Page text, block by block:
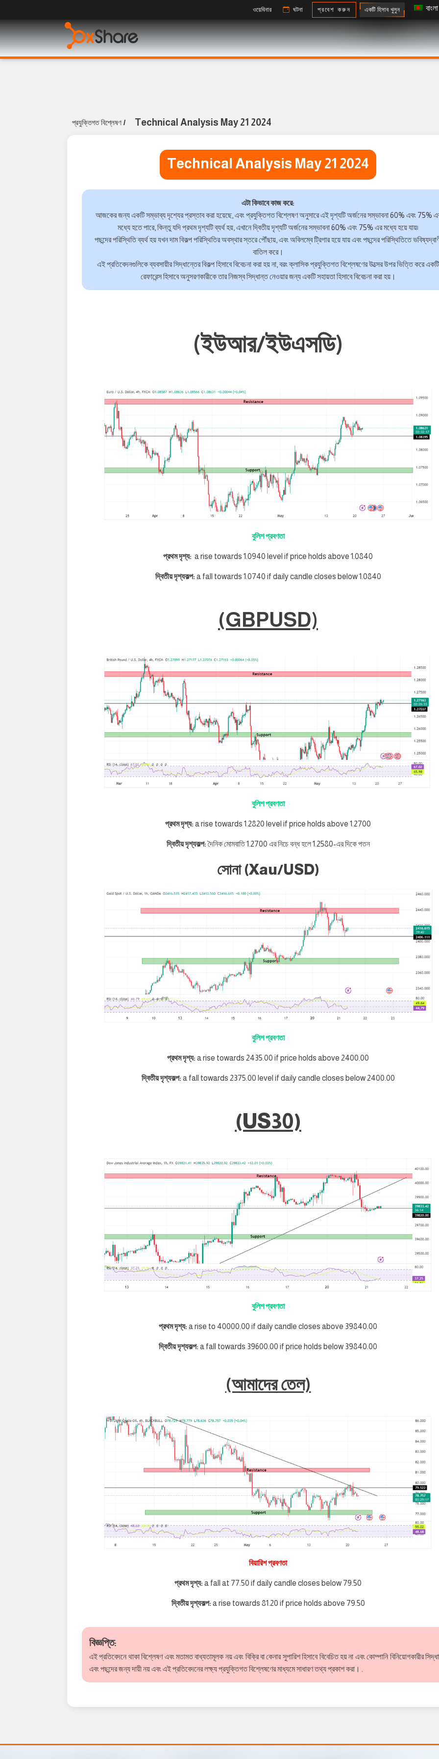
ওয়েবিনার ঘটনা প্রবেশ করুন একটি হিসাব খুলুন বাংলা
প্রযুক্তিগত বিশ্লেষণ / Technical Analysis May 21 2024
Technical Analysis May 21 2024
এটা কিভাবে কাজ করে:
আজকের জন্য একটি সম্ভাব্য দৃশ্যের প্রস্তাব করা হয়েছে, এবং প্রযুক্তিগত বিশ্লেষণ অনুসারে এই দৃশ্যটি অর্জনের সম্ভাবনা 60% এবং 75%
মধ্যে হতে পারে, কিন্তু যদি প্রথম দৃশ্যটি ব্যর্থ হয়, এখানে দ্বিতীয় দৃশ্যটি অর্জনের সম্ভাবনা 60% এবং 75% এর মধ্যে হয়ে যায়৷
পছন্দের পরিস্থিতি ব্যর্থ হয় যখন দাম বিকল্প পরিস্থিতির অবস্থার স্তরে পৌঁছায়, এবং অবিলম্বে ট্রিগার হয়ে যায় এবং পছন্দের পরিস্থিতিতে
বাতিল করে।
এই প্রতিবেদনগুলিকে ব্যবসায়ীর সিদ্ধান্তের বিকল্প হিসাবে বিবেচনা করা হয় না, বরং ক্লাসিক প্রযুক্তিগত বিশ্লেষণের উত্সের উপর ভিত্তি করে একটি
রেফারেন্স হিসাবে অনুসরণকারীকে তার নিজস্ব সিদ্ধান্ত নেওয়ার জন্য একটি সহায়তা হিসাবে বিবেচনা করা হয়।
(ইউআর/ইউএসডি)
বুলিশ প্রবণতা
প্রথম দৃশ্য: a rise towards 1.0940 level if price holds above 1.0840
দ্বিতীয় দৃশ্যকল্প: a fall towards 1.0740 if daily candle closes below 1.0840
(GBPUSD)
বুলিশ প্রবণতা
প্রথম দৃশ্য: a rise towards 1.2820 level if price holds above 1.2700
দ্বিতীয় দৃশ্যকল্প:দৈনিক মোমবাতি 1.2700 এর নিচে বন্ধ হলে 1.2580-এর দিকে পতন
সোনা (Xau/USD)
বুলিশ প্রবণতা
প্রথম দৃশ্য: a rise towards 2435.00 if price holds above 2400.00
দ্বিতীয় দৃশ্যকল্প: a fall towards 2375.00 level if daily candle closes below 2400.00
(US30)
বুলিশ প্রবণতা
প্রথম দৃশ্য: a rise to 40000.00 if daily candle closes above 39840.00
দ্বিতীয় দৃশ্যকল্প: a fall towards 39600.00 if price holds below 39840.00
(আমাদের তেল)
বিয়ারিশ প্রবণতা
প্রথম দৃশ্য: a fall at 77.50 if daily candle closes below 79.50
দ্বিতীয় দৃশ্যকল্প: a rise towards 81.20 if price holds above 79.50
বিজ্ঞপ্তি:
এই প্রতিবেদনে থাকা বিশ্লেষণ এবং মতামত বাধ্যতামূলক নয় এবং বিক্রি বা কেনার সুপারিশ হিসাবে বিবেচিত হয় না এবং কোম্পানি বিনিয়োগকারীর
এবং পছন্দের জন্য দায়ী নয় এবং এই প্রতিবেদনের লক্ষ্য প্রযুক্তিগত বিশ্লেষণের মাধ্যমে সাধারণ তথ্য প্রকাশ করা। .